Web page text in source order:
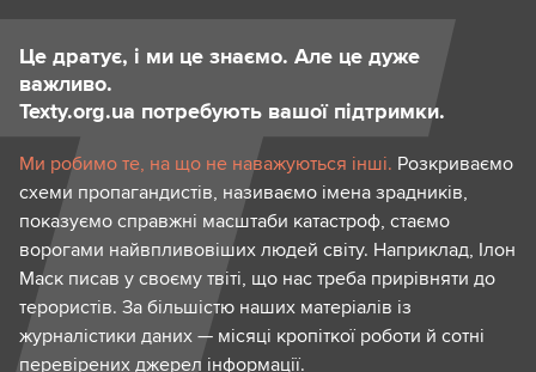
Це дратує, і ми це знаємо. Але це дуже
важливо.
Texty.org.ua потребують вашої підтримки.
Ми робимо те, на що не наважуються інші. Розкриваємо
схеми пропагандистів, називаємо імена зрадників,
показуємо справжні масштаби катастроф, стаємо
ворогами найвпливовіших людей світу. Наприклад, Ілон
Маск писав у своєму твіті, що нас треба прирівняти до
терористів. За більшістю наших матеріалів із
журналістики даних — місяці кропіткої роботи й сотні
перевірених джерел інформації.